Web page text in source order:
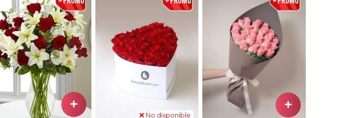
No disponible